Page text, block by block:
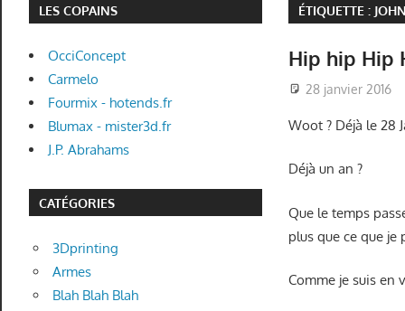
ÉTIQUETTE :
Hip hip Hip
28 janvier 2016
Woot ? Déjà le 28
Déjà un an ?
Que le temps
plus que ce que
Comme je suis en
LES COPAINS
OcciConcept
Carmelo
Fourmix - hotends.fr
Blumax - mister3d.fr
J.P. Abrahams
CATÉGORIES
3Dprinting
Armes
Blah Blah Blah